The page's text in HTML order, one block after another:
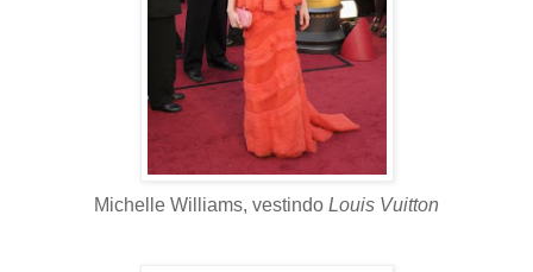
Michelle Williams, vestindo Louis Vuitton